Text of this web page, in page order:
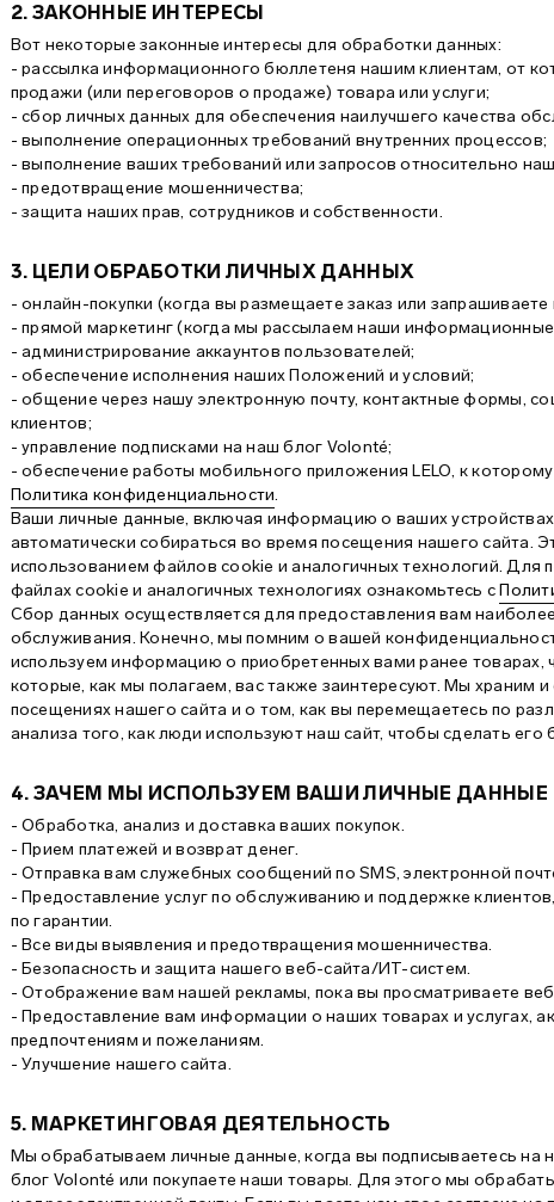
2. ЗАКОННЫЕ ИНТЕРЕСЫ
Вот некоторые законные интересы для обработки данных:
- рассылка информационного бюллетеня нашим клиентам, от
продажи (или переговоров о продаже) товара или услуги;
- сбор личных данных для обеспечения наилучшего качества
- выполнение операционных требований внутренних процессов;
- выполнение ваших требований или запросов относительно
- предотвращение мошенничества;
- защита наших прав, сотрудников и собственности.
3. ЦЕЛИ ОБРАБОТКИ ЛИЧНЫХ ДАННЫХ
- онлайн-покупки (когда вы размещаете заказ или запрашиваете
- прямой маркетинг (когда мы рассылаем наши
- администрирование аккаунтов пользователей;
- обеспечение исполнения наших Положений и условий;
- общение через нашу электронную почту, контактные формы,
клиентов;
- управление подписками на наш блог Volonté;
- обеспечение работы мобильного приложения LELO, к
Политика конфиденциальности.
Ваши личные данные, включая информацию о ваших
автоматически собираться во время посещения нашего сайта.
использованием файлов cookie и аналогичных технологий. Для
файлах cookie и аналогичных технологиях ознакомьтесь с
Сбор данных осуществляется для предоставления вам
обслуживания. Конечно, мы помним о вашей
используем информацию о приобретенных вами ранее товарах,
которые, как мы полагаем, вас также заинтересуют. Мы
посещениях нашего сайта и о том, как вы перемещаетесь по
анализа того, как люди используют наш сайт, чтобы сделать
4. ЗАЧЕМ МЫ ИСПОЛЬЗУЕМ ВАШИ ЛИЧНЫЕ ДАННЫЕ
- Обработка, анализ и доставка ваших покупок.
- Прием платежей и возврат денег.
- Отправка вам служебных сообщений по SMS, электронной
- Предоставление услуг по обслуживанию и поддержке
по гарантии.
- Все виды выявления и предотвращения мошенничества.
- Безопасность и защита нашего веб-сайта/ИТ-систем.
- Отображение вам нашей рекламы, пока вы просматриваете
- Предоставление вам информации о наших товарах и услугах,
предпочтениям и пожеланиям.
- Улучшение нашего сайта.
5. МАРКЕТИНГОВАЯ ДЕЯТЕЛЬНОСТЬ
Мы обрабатываем личные данные, когда вы подписываетесь на
блог Volonté или покупаете наши товары. Для этого мы